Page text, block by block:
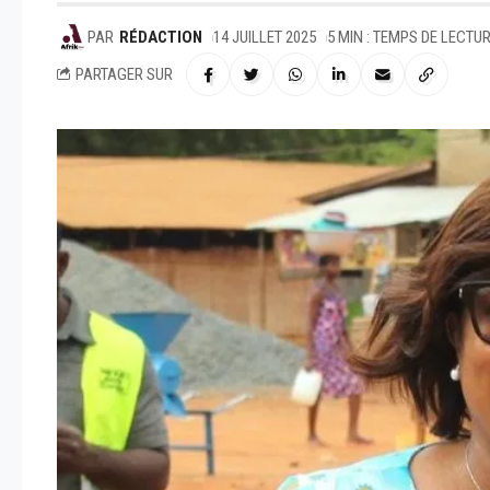
PAR RÉDACTION 14 JUILLET 2025 5 MIN : TEMPS DE
PARTAGER SUR